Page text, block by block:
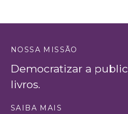
NOSSA MISSÃO
Democratizar a
livros.
SAIBA MAIS